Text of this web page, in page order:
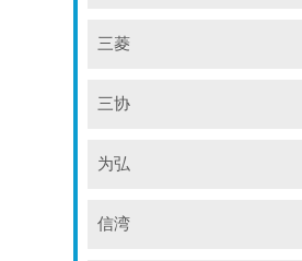
三菱
三协
为弘
信湾